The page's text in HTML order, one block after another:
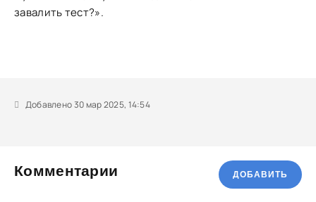
завалить тест?».
Добавлено 30 мар 2025, 14:54
Комментарии ДОБАВИТЬ